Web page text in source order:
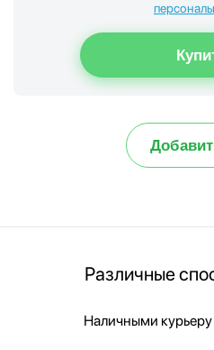
Различные
Наличными курьеру